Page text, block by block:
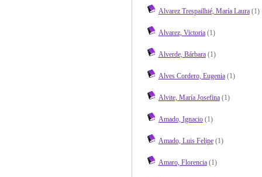
Alvarez Trespailhié, María Laura(1)
Alvarez, Victoria(1)
Alverde, Bárbara(1)
Alves Cordero, Eugenia(1)
Alvite, María Josefina(1)
Amado, Ignacio(1)
Amado, Luis Felipe(1)
Amaro, Florencia(1)